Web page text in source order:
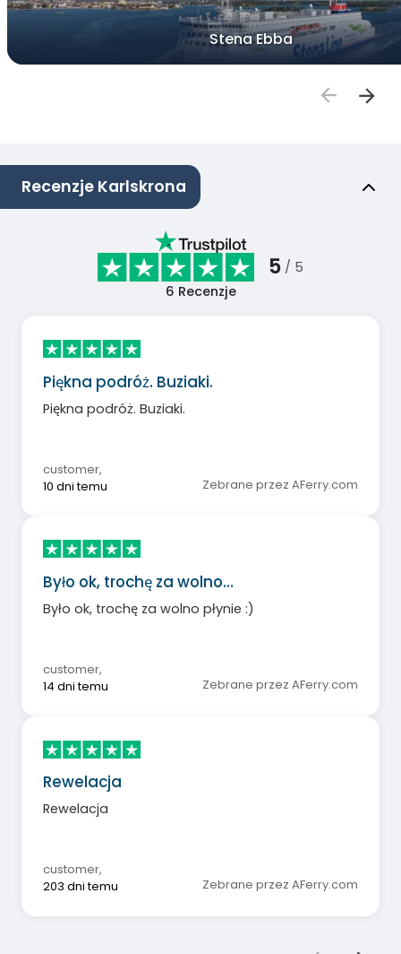
Stena Ebba
Recenzje Karlskrona
5 / 5
6 Recenzje
Piękna podróż. Buziaki.
Piękna podróż. Buziaki.
customer,
10 dni temu
Zebrane przez AFerry.com
Było ok, trochę za wolno…
Było ok, trochę za wolno płynie :)
customer,
14 dni temu
Zebrane przez AFerry.com
Rewelacja
Rewelacja
customer,
203 dni temu
Zebrane przez AFerry.com